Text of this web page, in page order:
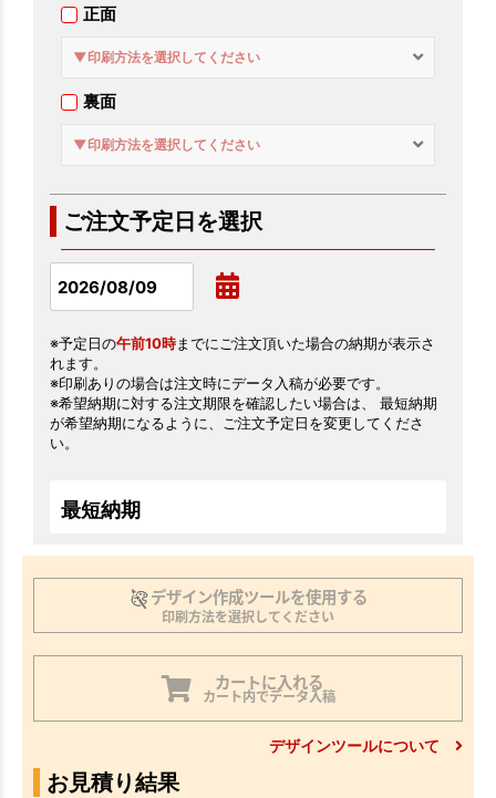
正面
▼印刷方法を選択してください
裏面
▼印刷方法を選択してください
ご注文予定日を選択
※予定日の午前10時までにご注文頂いた場合の納期が表示さ
れます。
※印刷ありの場合は注文時にデータ入稿が必要です。
※希望納期に対する注文期限を確認したい場合は、 最短納期
が希望納期になるように、ご注文予定日を変更してくださ
い。
最短納期
デザイン作成ツールを使用する
印刷方法を選択してください
カートに入れる
カート内でデータ入稿
デザインツールについて
お見積り結果